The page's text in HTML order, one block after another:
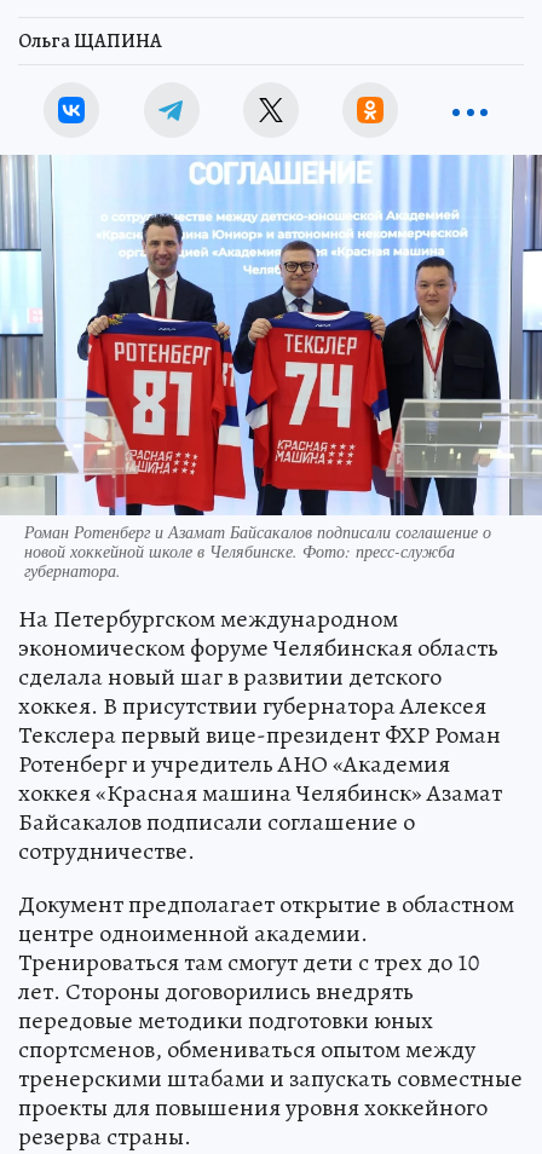
Ольга ЩАПИНА
Роман Ротенберг и Азамат Байсакалов подписали соглашение о
новой хоккейной школе в Челябинске. Фото: пресс-служба
губернатора.
На Петербургском международном
экономическом форуме Челябинская область
сделала новый шаг в развитии детского
хоккея. В присутствии губернатора Алексея
Текслера первый вице-президент ФХР Роман
Ротенберг и учредитель АНО «Академия
хоккея «Красная машина Челябинск» Азамат
Байсакалов подписали соглашение о
сотрудничестве.
Документ предполагает открытие в областном
центре одноименной академии.
Тренироваться там смогут дети с трех до 10
лет. Стороны договорились внедрять
передовые методики подготовки юных
спортсменов, обмениваться опытом между
тренерскими штабами и запускать совместные
проекты для повышения уровня хоккейного
резерва страны.